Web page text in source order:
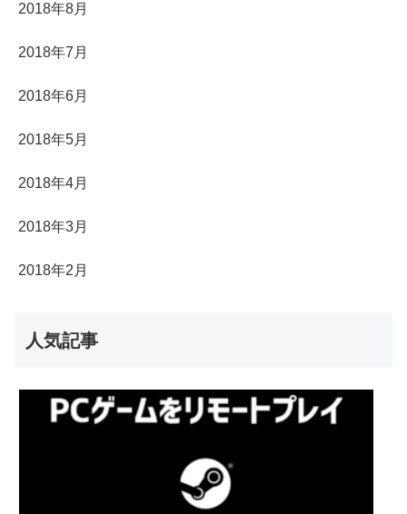
2018年8月
2018年7月
2018年6月
2018年5月
2018年4月
2018年3月
2018年2月
人気記事